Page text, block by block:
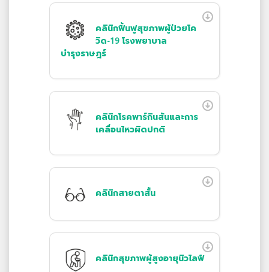
คลินิกฟื้นฟูสุขภาพผู้ป่วยโค
วิด-19 โรงพยาบาล
บำรุงราษฎร์
คลินิกโรคพาร์กินสันและการ
เคลื่อนไหวผิดปกติ
คลินิกสายตาสั้น
คลินิกสุขภาพผู้สูงอายุนิวไลฟ์